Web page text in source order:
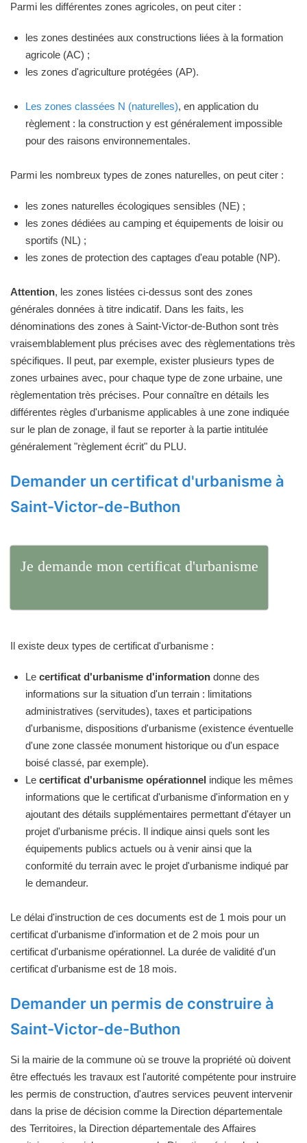
Parmi les différentes zones agricoles, on peut citer :
les zones destinées aux constructions liées à la formation
agricole (AC) ;
les zones d'agriculture protégées (AP).
Les zones classées N (naturelles), en application du
règlement : la construction y est généralement impossible
pour des raisons environnementales.
Parmi les nombreux types de zones naturelles, on peut citer :
les zones naturelles écologiques sensibles (NE) ;
les zones dédiées au camping et équipements de loisir ou
sportifs (NL) ;
les zones de protection des captages d'eau potable (NP).
Attention, les zones listées ci-dessus sont des zones
générales données à titre indicatif. Dans les faits, les
dénominations des zones à Saint-Victor-de-Buthon sont très
vraisemblablement plus précises avec des règlementations très
spécifiques. Il peut, par exemple, exister plusieurs types de
zones urbaines avec, pour chaque type de zone urbaine, une
règlementation très précises. Pour connaître en détails les
différentes règles d'urbanisme applicables à une zone indiquée
sur le plan de zonage, il faut se reporter à la partie intitulée
généralement "règlement écrit" du PLU.
Demander un certificat d'urbanisme à
Saint-Victor-de-Buthon
Je demande mon certificat d'urbanisme
Il existe deux types de certificat d'urbanisme :
Le certificat d'urbanisme d'information donne des
informations sur la situation d'un terrain : limitations
administratives (servitudes), taxes et participations
d'urbanisme, dispositions d'urbanisme (existence éventuelle
d'une zone classée monument historique ou d'un espace
boisé classé, par exemple).
Le certificat d'urbanisme opérationnel indique les mêmes
informations que le certificat d'urbanisme d'information en y
ajoutant des détails supplémentaires permettant d'étayer un
projet d'urbanisme précis. Il indique ainsi quels sont les
équipements publics actuels ou à venir ainsi que la
conformité du terrain avec le projet d'urbanisme indiqué par
le demandeur.
Le délai d'instruction de ces documents est de 1 mois pour un
certificat d'urbanisme d'information et de 2 mois pour un
certificat d'urbanisme opérationnel. La durée de validité d'un
certificat d'urbanisme est de 18 mois.
Demander un permis de construire à
Saint-Victor-de-Buthon
Si la mairie de la commune où se trouve la propriété où doivent
être effectués les travaux est l'autorité compétente pour instruire
les permis de construction, d'autres services peuvent intervenir
dans la prise de décision comme la Direction départementale
des Territoires, la Direction départementale des Affaires